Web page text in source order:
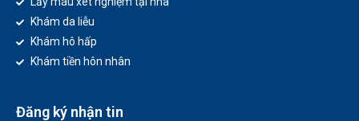
Khám da liễu
Khám hô hấp
Khám tiền hôn nhân
Đăng ký nhận tin